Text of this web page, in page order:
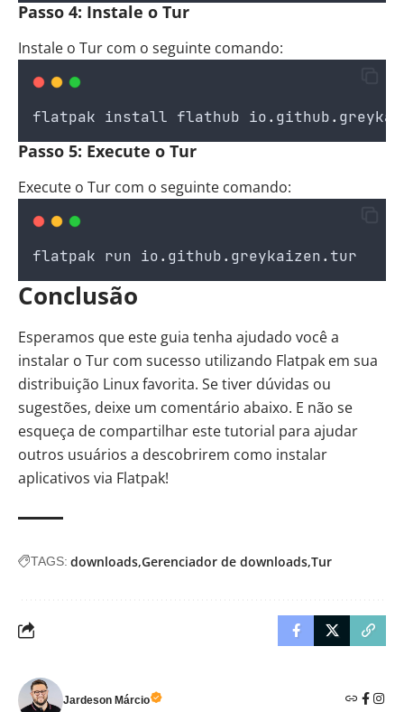
Passo 4: Instale o Tur
Instale o Tur com o seguinte comando:
flatpak install flathub io. github.
Passo 5: Execute o Tur
Execute o Tur com o seguinte comando:
flatpak run io. github. greykaizen. tur
Conclusão
Esperamos que este guia tenha ajudado você a
instalar o Tur com sucesso utilizando Flatpak em sua
distribuição Linux favorita. Se tiver dúvidas ou
sugestões, deixe um comentário abaixo. E não se
esqueça de compartilhar este tutorial para ajudar
outros usuários a descobrirem como instalar
aplicativos via Flatpak!
TAGS: downloads Gerenciador de downloads Tur
Jardeson Márcio